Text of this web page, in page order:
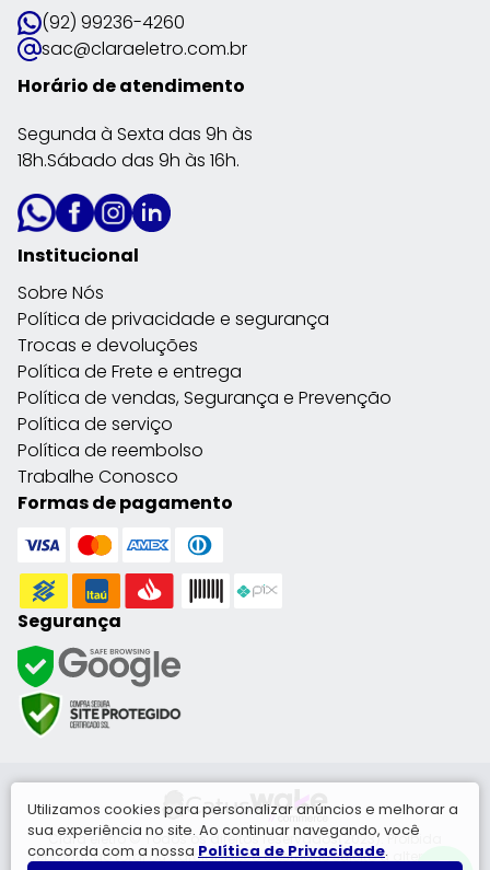
(92) 99236-4260
sac@claraeletro.com.br
Horário de atendimento
Segunda à Sexta das 9h às
18h.Sábado das 9h às 16h.
Institucional
Sobre Nós
Política de privacidade e segurança
Trocas e devoluções
Política de Frete e entrega
Política de vendas, Segurança e Prevenção
Política de serviço
Política de reembolso
Trabalhe Conosco
Formas de pagamento
Segurança
Clara eletro © Todos os direitos reservados(2023). Proibida
reprodução total ou parcial. Preço e estoque sujeito a alteração
Utilizamos cookies para personalizar anúncios e melhorar a
sua experiência no site. Ao continuar navegando, você
concorda com a nossa Política de Privacidade.